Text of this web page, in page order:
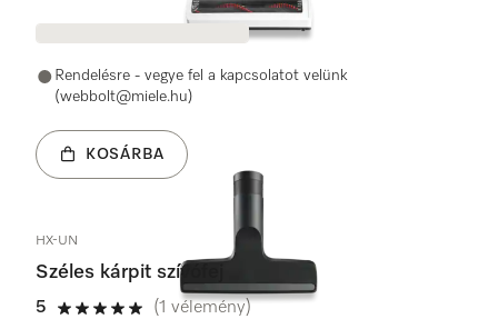
Rendelésre - vegye fel a kapcsolatot velünk
(webbolt@miele.hu)
KOSÁRBA
HX-UN
Széles kárpit szívófej
5
5 / 5
(1 vélemény)